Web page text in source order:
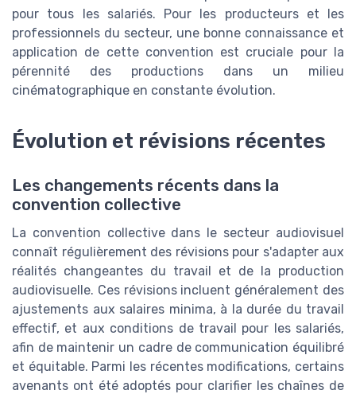
pour tous les salariés. Pour les producteurs et les
professionnels du secteur, une bonne connaissance et
application de cette convention est cruciale pour la
pérennité des productions dans un milieu
cinématographique en constante évolution.
Évolution et révisions récentes
Les changements récents dans la
convention collective
La convention collective dans le secteur audiovisuel
connaît régulièrement des révisions pour s'adapter aux
réalités changeantes du travail et de la production
audiovisuelle. Ces révisions incluent généralement des
ajustements aux salaires minima, à la durée du travail
effectif, et aux conditions de travail pour les salariés,
afin de maintenir un cadre de communication équilibré
et équitable. Parmi les récentes modifications, certains
avenants ont été adoptés pour clarifier les chaînes de